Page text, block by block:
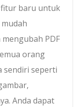
fitur baru untuk
PDF
orang
sendiri seperti
Anda dapat